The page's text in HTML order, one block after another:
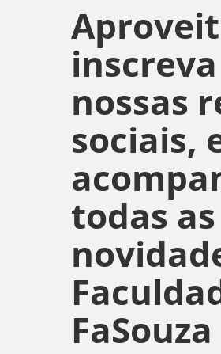
nossas
sociais,
todas as
FaSouza